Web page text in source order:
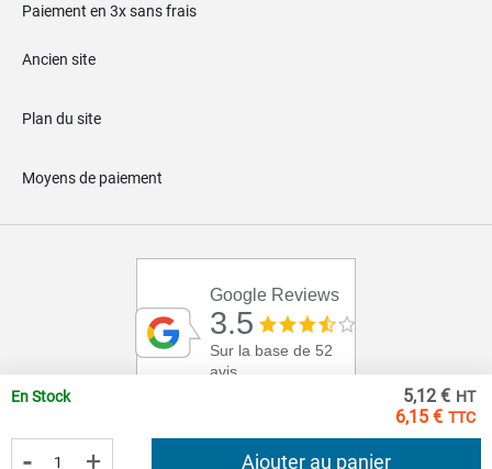
6,15 €
5,12 €
En Stock
- + Ajouter au panier
Paiement en 3x sans frais
Ancien site
Plan du site
Moyens de paiement
Google Reviews
3.5
Sur la base de 52
avis